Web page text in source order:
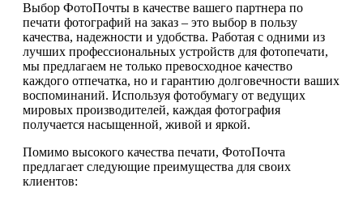
Выбор ФотоПочты в качестве вашего партнера по
печати фотографий на заказ – это выбор в пользу
качества, надежности и удобства. Работая с одними из
лучших профессиональных устройств для фотопечати,
мы предлагаем не только превосходное качество
каждого отпечатка, но и гарантию долговечности ваших
воспоминаний. Используя фотобумагу от ведущих
мировых производителей, каждая фотография
получается насыщенной, живой и яркой.
Помимо высокого качества печати, ФотоПочта
предлагает следующие преимущества для своих
клиентов: